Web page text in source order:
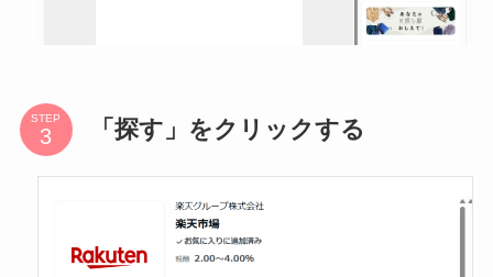
STEP 「探す」をクリックする